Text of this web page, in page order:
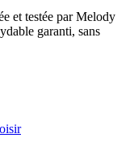
et testée par Melody
garanti, sans